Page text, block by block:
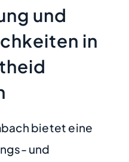
und
in
bietet eine
und